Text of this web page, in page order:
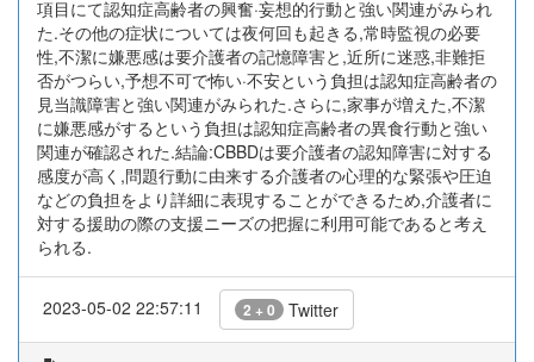
項目にて認知症高齢者の興奮·妄想的行動と強い関連がみられ
た.その他の症状については夜何回も起きる,常時監視の必要
性,不潔に嫌悪感は要介護者の記憶障害と,近所に迷惑,非難拒
否がつらい,予想不可で怖い·不安という負担は認知症高齢者の
見当識障害と強い関連がみられた.さらに,家事が増えた,不潔
に嫌悪感がするという負担は認知症高齢者の異食行動と強い
関連が確認された.結論:CBBDは要介護者の認知障害に対する
感度が高く,問題行動に由来する介護者の心理的な緊張や圧迫
などの負担をより詳細に表現することができるため,介護者に
対する援助の際の支援ニーズの把握に利用可能であると考え
られる.
2023-05-02 22:57:11 2 + 0 Twitter